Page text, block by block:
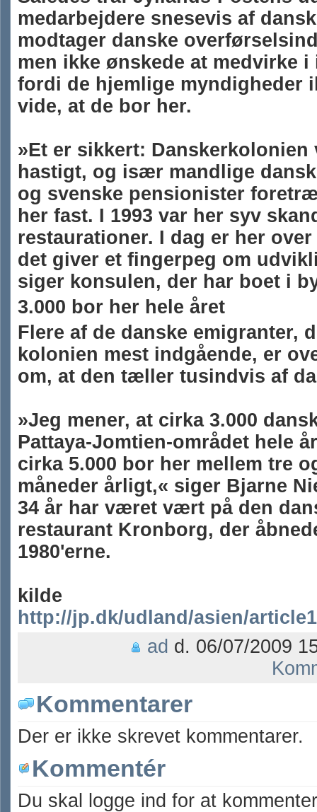
medarbejdere snesevis af
modtager danske
men ikke ønskede at medvirke i
fordi de hjemlige myndigheder
vide, at de bor her.
»Et er sikkert: Danskerkolonien
hastigt, og især mandlige
og svenske pensionister
her fast. I 1993 var her syv
restaurationer. I dag er her over
det giver et fingerpeg om
siger konsulen, der har boet i
3.000 bor her hele året
Flere af de danske emigranter,
kolonien mest indgående, er
om, at den tæller tusindvis af
»Jeg mener, at cirka 3.000
Pattaya-Jomtien-området hele
cirka 5.000 bor her mellem tre
måneder årligt,« siger Bjarne
34 år har været vært på den
restaurant Kronborg, der
1980'erne.
kilde
http://jp.dk/udland/asien/
ad d. 06/07/2009
Kommentarer
Der er ikke skrevet kommentarer.
Kommentér
Du skal logge ind for at